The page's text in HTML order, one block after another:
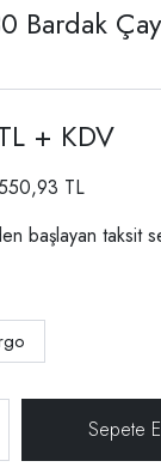
Bardak
+ KDV
TL
başlayan taksit